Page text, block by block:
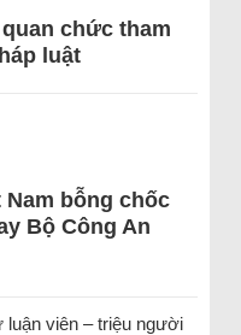
chức tham
luật
bỗng chốc
Bộ Công An
luận viên – triệu người